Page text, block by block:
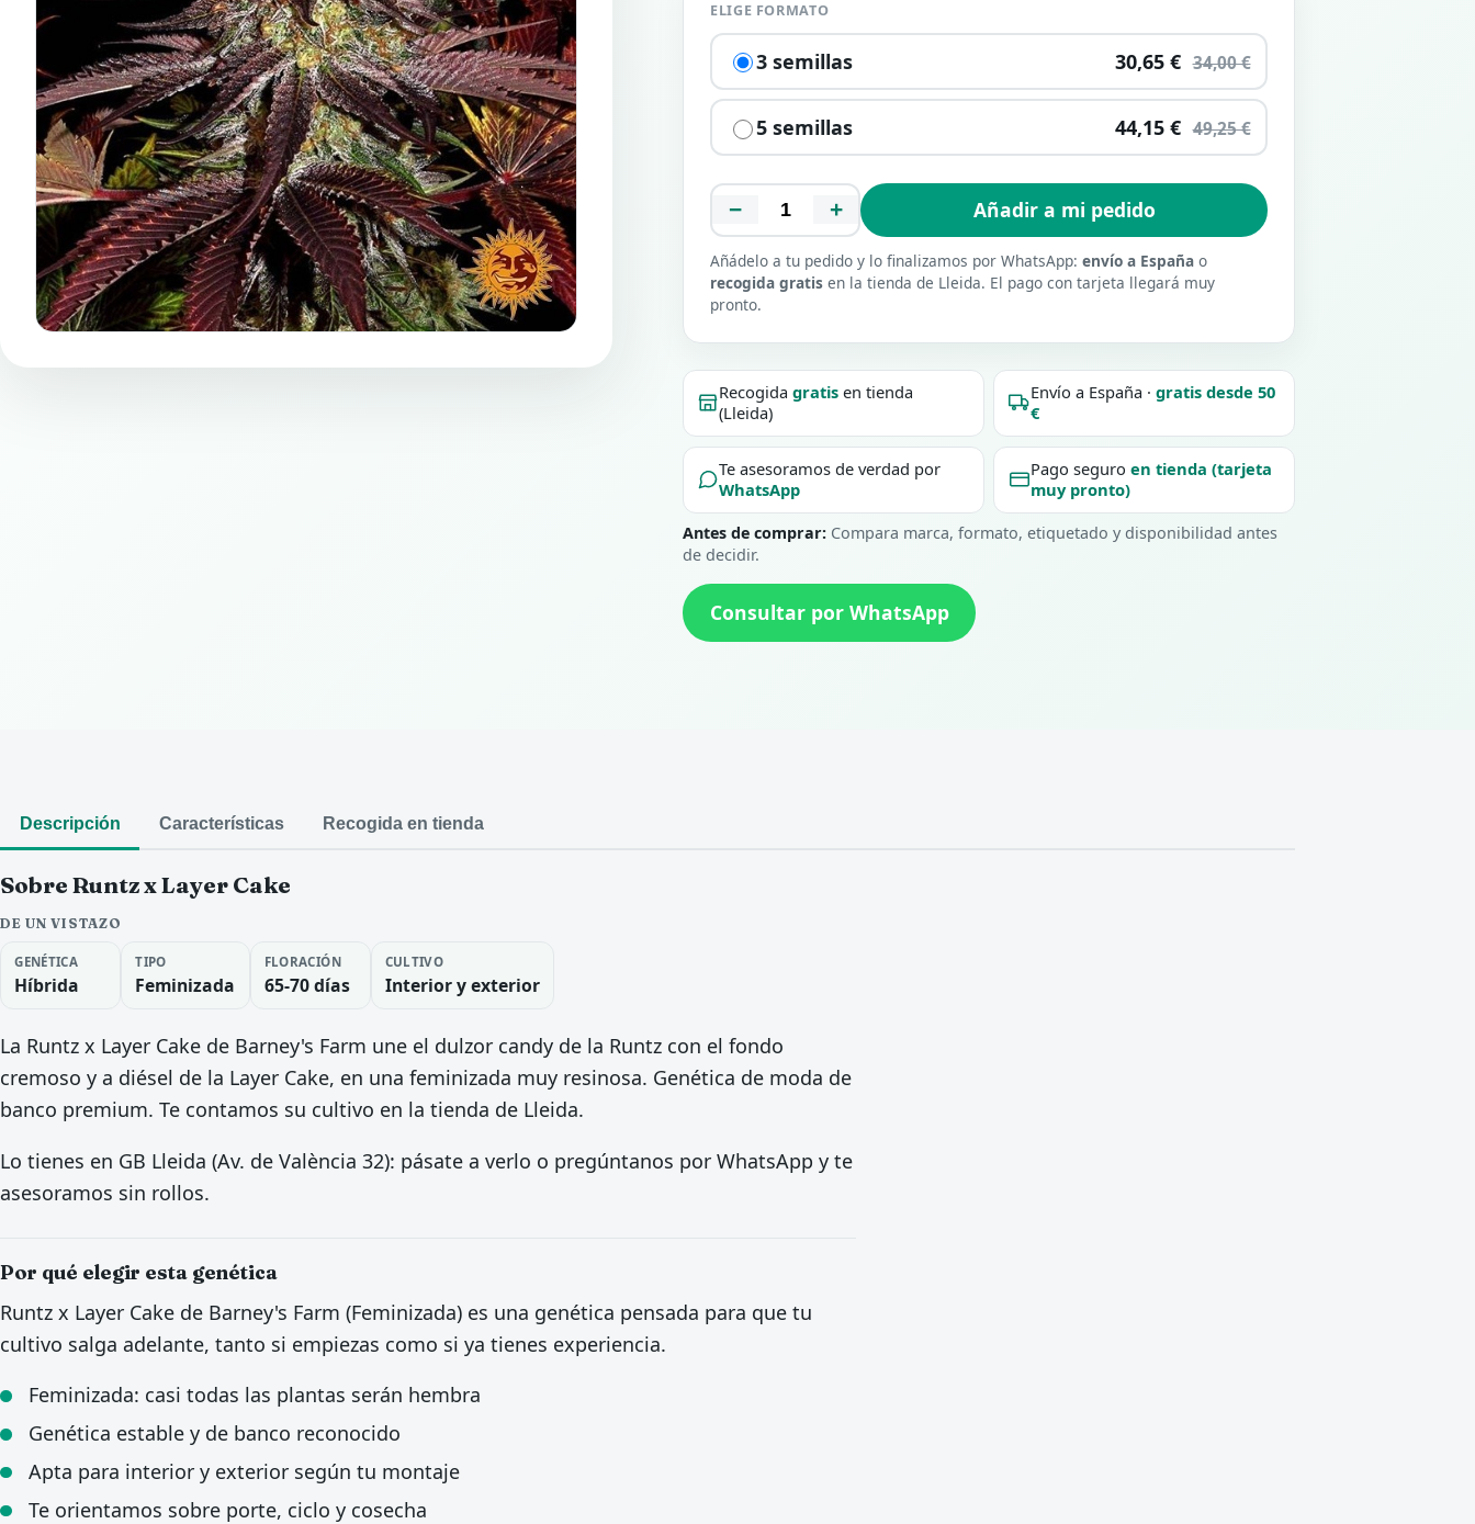
ELIGE FORMATO
3 semillas 30,65 € 34,00 €
5 semillas 44,15 € 49,25 €
− + Añadir a mi pedido
Añádelo a tu pedido y lo finalizamos por WhatsApp: envío a España o
recogida gratis en la tienda de Lleida. El pago con tarjeta llegará muy
pronto.
Recogidagratis en tienda
(Lleida)
Envío a España · gratis desde 50
€
Te asesoramos de verdad por
WhatsApp
Pago seguro en tienda (tarjeta
muy pronto)
Antes de comprar: Compara marca, formato, etiquetado y disponibilidad antes
de decidir.
Consultar por WhatsApp
Descripción Características Recogida en tienda
Sobre Runtz x Layer Cake
DE UN VISTAZO
GENÉTICA
Híbrida
TIPO
Feminizada
FLORACIÓN
65-70 días
CULTIVO
Interior y exterior
La Runtz x Layer Cake de Barney's Farm une el dulzor candy de la Runtz con el fondo
cremoso y a diésel de la Layer Cake, en una feminizada muy resinosa. Genética de moda de
banco premium. Te contamos su cultivo en la tienda de Lleida.
Lo tienes en GB Lleida (Av. de València 32): pásate a verlo o pregúntanos por WhatsApp y te
asesoramos sin rollos.
Por qué elegir esta genética
Runtz x Layer Cake de Barney's Farm (Feminizada) es una genética pensada para que tu
cultivo salga adelante, tanto si empiezas como si ya tienes experiencia.
Feminizada: casi todas las plantas serán hembra
Genética estable y de banco reconocido
Apta para interior y exterior según tu montaje
Te orientamos sobre porte, ciclo y cosecha